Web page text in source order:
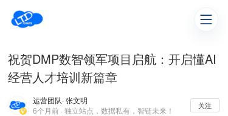
祝贺DMP数智领军项目启航：开启懂AI
经营人才培训新篇章
运营团队· 张文明
6个月前 · 独立站点，数据私有，智链未来！
关注